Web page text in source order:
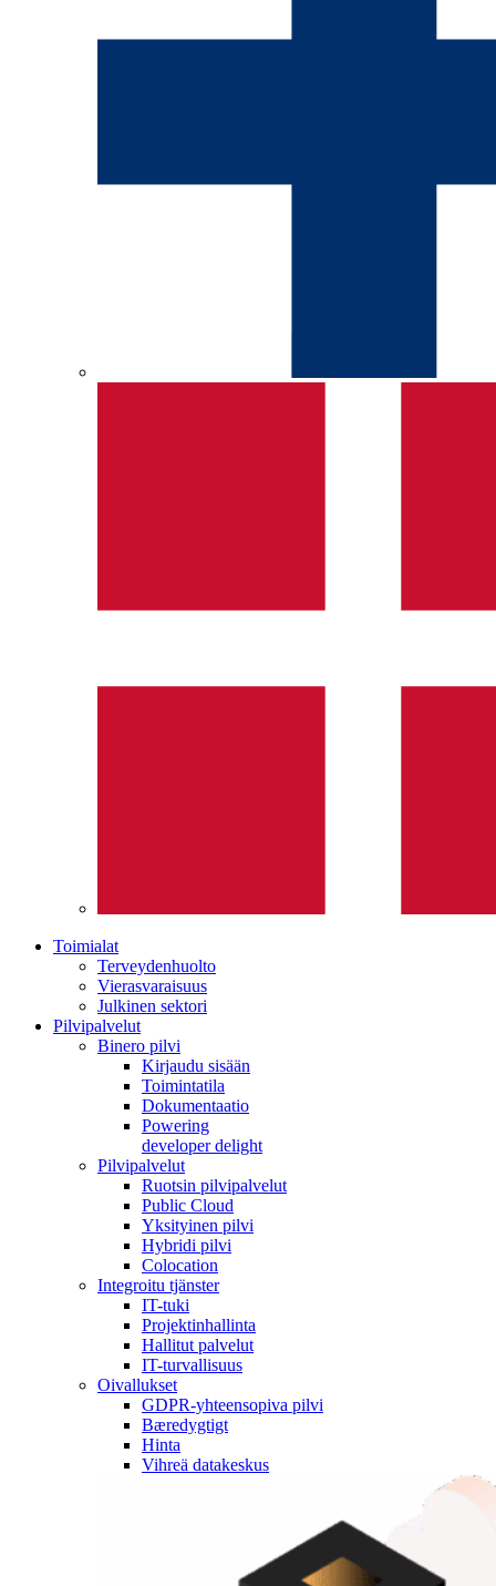
Toimialat
Terveydenhuolto
Vierasvaraisuus
Julkinen sektori
Pilvipalvelut
Binero pilvi
Kirjaudu sisään
Toimintatila
Dokumentaatio
Powering
developer delight
Pilvipalvelut
Ruotsin pilvipalvelut
Public Cloud
Yksityinen pilvi
Hybridi pilvi
Colocation
Integroitu tjänster
IT-tuki
Projektinhallinta
Hallitut palvelut
IT-turvallisuus
Oivallukset
GDPR-yhteensopiva pilvi
Bæredygtigt
Hinta
Vihreä datakeskus